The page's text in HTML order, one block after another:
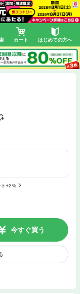
カート はじめての方へ
ト+2%
今すぐ買う